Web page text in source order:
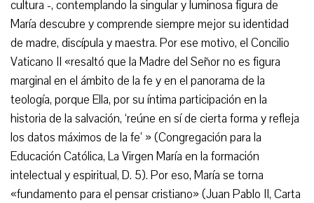
cultura -, contemplando la singular y luminosa figura de
María descubre y comprende siempre mejor su identidad
de madre, discípula y maestra. Por ese motivo, el Concilio
Vaticano II «resaltó que la Madre del Señor no es figura
marginal en el ámbito de la fe y en el panorama de la
teología, porque Ella, por su íntima participación en la
historia de la salvación, ‘reúne en sí de cierta forma y refleja
los datos máximos de la fe’ » (Congregación para la
Educación Católica, La Virgen María en la formación
intelectual y espiritual, D. 5). Por eso, María se torna
«fundamento para el pensar cristiano» (Juan Pablo II, Carta